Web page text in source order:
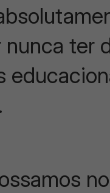
nunca ter